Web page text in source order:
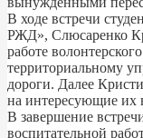
В ходе встречи
РЖД», Слюсаренко
работе
территориальному
дороги. Далее
на интересующие их
В завершение
воспитательной